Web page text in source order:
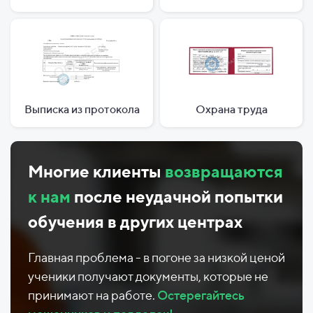
Выписка из протокола Охрана труда
Многие клиенты возвращаются
к нам после неудачной попытки
обучения в других центрах
Главная проблема - в погоне за низкой ценой
ученики получают документы, которые не
принимают на работе. Остерегайтесь